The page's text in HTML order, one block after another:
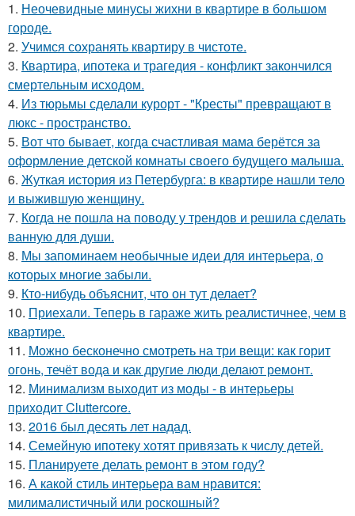
1. Неочевидные минусы жихни в квартире в большом
городе.
2. Учимся сохранять квартиру в чистоте.
3. Квартира, ипотека и трагедия - конфликт закончился
смертельным исходом.
4. Из тюрьмы сделали курорт - "Кресты" превращают в
люкс - пространство.
5. Вот что бывает, когда счастливая мама берётся за
оформление детской комнаты своего будущего малыша.
6. Жуткая история из Петербурга: в квартире нашли тело
и выжившую женщину.
7. Когда не пошла на поводу у трендов и решила сделать
ванную для души.
8. Мы запоминаем необычные идеи для интерьера, о
которых многие забыли.
9. Кто-нибудь объяснит, что он тут делает?
10. Приехали. Теперь в гараже жить реалистичнее, чем в
квартире.
11. Можно бесконечно смотреть на три вещи: как горит
огонь, течёт вода и как другие люди делают ремонт.
12. Минимализм выходит из моды - в интерьеры
приходит Cluttercore.
13. 2016 был десять лет надад.
14. Семейную ипотеку хотят привязать к числу детей.
15. Планируете делать ремонт в этом году?
16. А какой стиль интерьера вам нравится:
милималистичный или роскошный?